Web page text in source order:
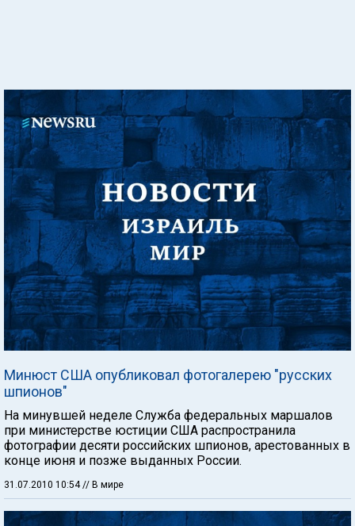
Минюст США опубликовал фотогалерею "русских
шпионов"
На минувшей неделе Служба федеральных маршалов
при министерстве юстиции США распространила
фотографии десяти российских шпионов, арестованных в
конце июня и позже выданных России.
31.07.2010 10:54 // В мире